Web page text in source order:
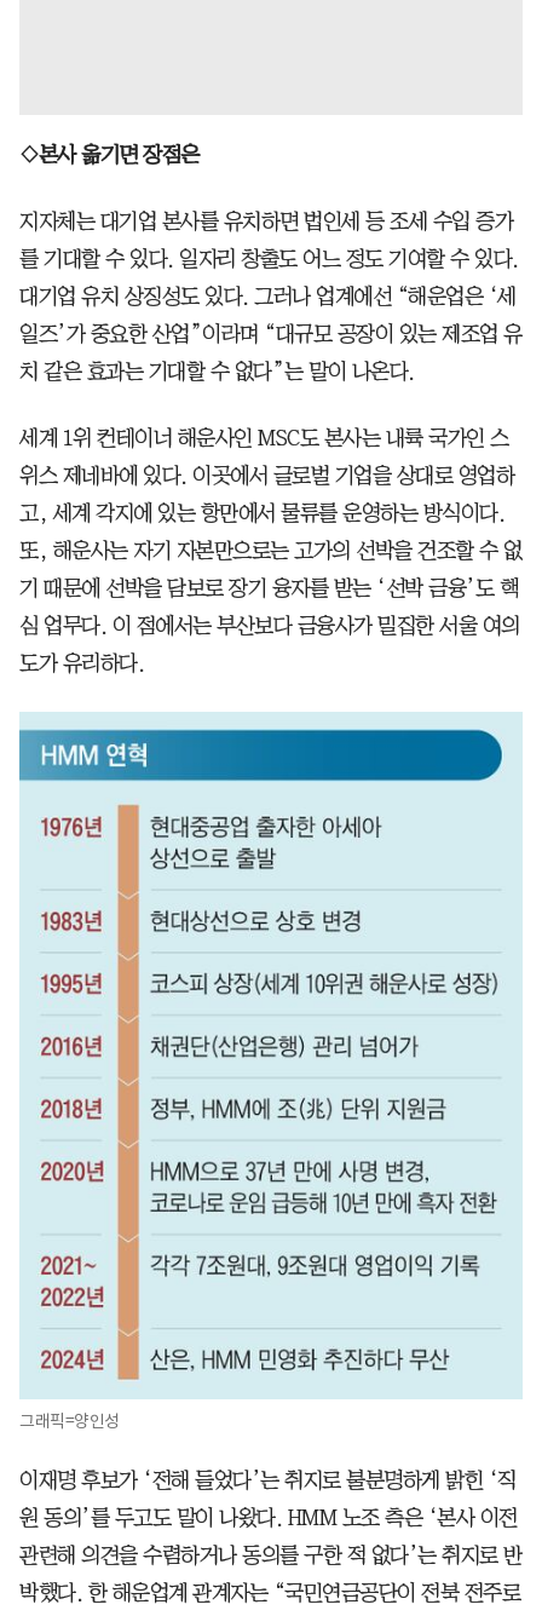
◇본사 옮기면 장점은
지자체는 대기업 본사를 유치하면 법인세 등 조세 수입 증가
를 기대할 수 있다. 일자리 창출도 어느 정도 기여할 수 있다.
대기업 유치 상징성도 있다. 그러나 업계에선 “해운업은 ‘세
일즈’가 중요한 산업”이라며 “대규모 공장이 있는 제조업 유
치 같은 효과는 기대할 수 없다”는 말이 나온다.
세계 1위 컨테이너 해운사인 MSC도 본사는 내륙 국가인 스
위스 제네바에 있다. 이곳에서 글로벌 기업을 상대로 영업하
고, 세계 각지에 있는 항만에서 물류를 운영하는 방식이다.
또, 해운사는 자기 자본만으로는 고가의 선박을 건조할 수 없
기 때문에 선박을 담보로 장기 융자를 받는 ‘선박 금융’도 핵
심 업무다. 이 점에서는 부산보다 금융사가 밀집한 서울 여의
도가 유리하다.
그래픽=양인성
이재명 후보가 ‘전해 들었다’는 취지로 불분명하게 밝힌 ‘직
원 동의’를 두고도 말이 나왔다. HMM 노조 측은 ‘본사 이전
관련해 의견을 수렴하거나 동의를 구한 적 없다’는 취지로 반
박했다. 한 해운업계 관계자는 “국민연금공단이 전북 전주로